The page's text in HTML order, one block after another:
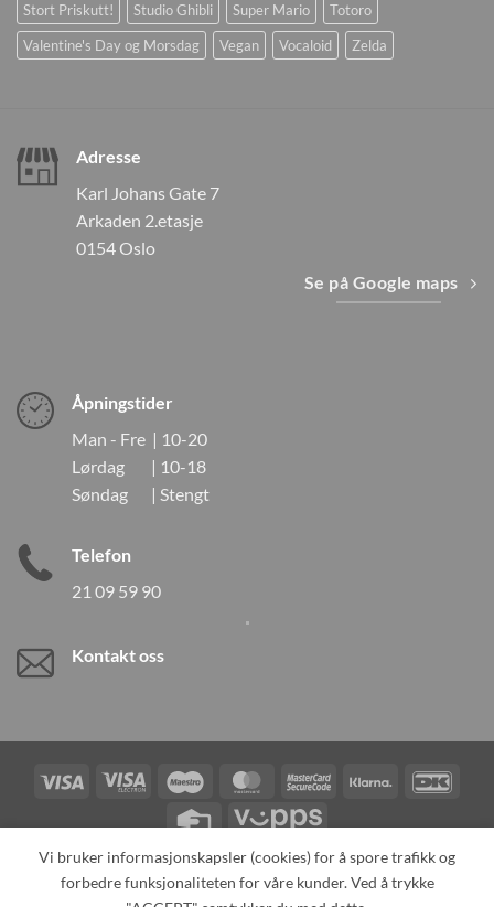
Stort Priskutt!
Studio Ghibli Super Mario
Totoro
Valentine's Day og Morsdag
Vegan Vocaloid Zelda
Adresse
Karl Johans Gate 7
Arkaden 2.etasje
0154 Oslo
Se på Google maps
Åpningstider
Man - Fre | 10-20
Lørdag | 10-18
Søndag | Stengt
Telefon
21 09 59 90
Kontakt oss
Visa
Visa
Electron
Maestro MasterCardMasterCardKlarna
Credit
Vipps
TILBAKEKALLINGER KONTAKT OSS
OM OSS
Vi bruker informasjonskapsler (cookies) for å spore trafikk og
forbedre funksjonaliteten for våre kunder. Ved å trykke